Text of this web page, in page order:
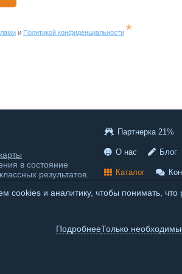
и Политикой конфиденциальности *
в состояние
результатов.
Партнерка 21%
О нас Блог
Каталог
© 2020-2026
находимся в
тоже находится в
Интеллект-карты
cookies и аналитику, чтобы понимать, что
ПодробнееТолько